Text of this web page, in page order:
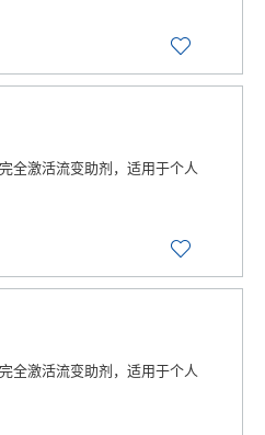
全激活流变助剂，适用于个人
全激活流变助剂，适用于个人